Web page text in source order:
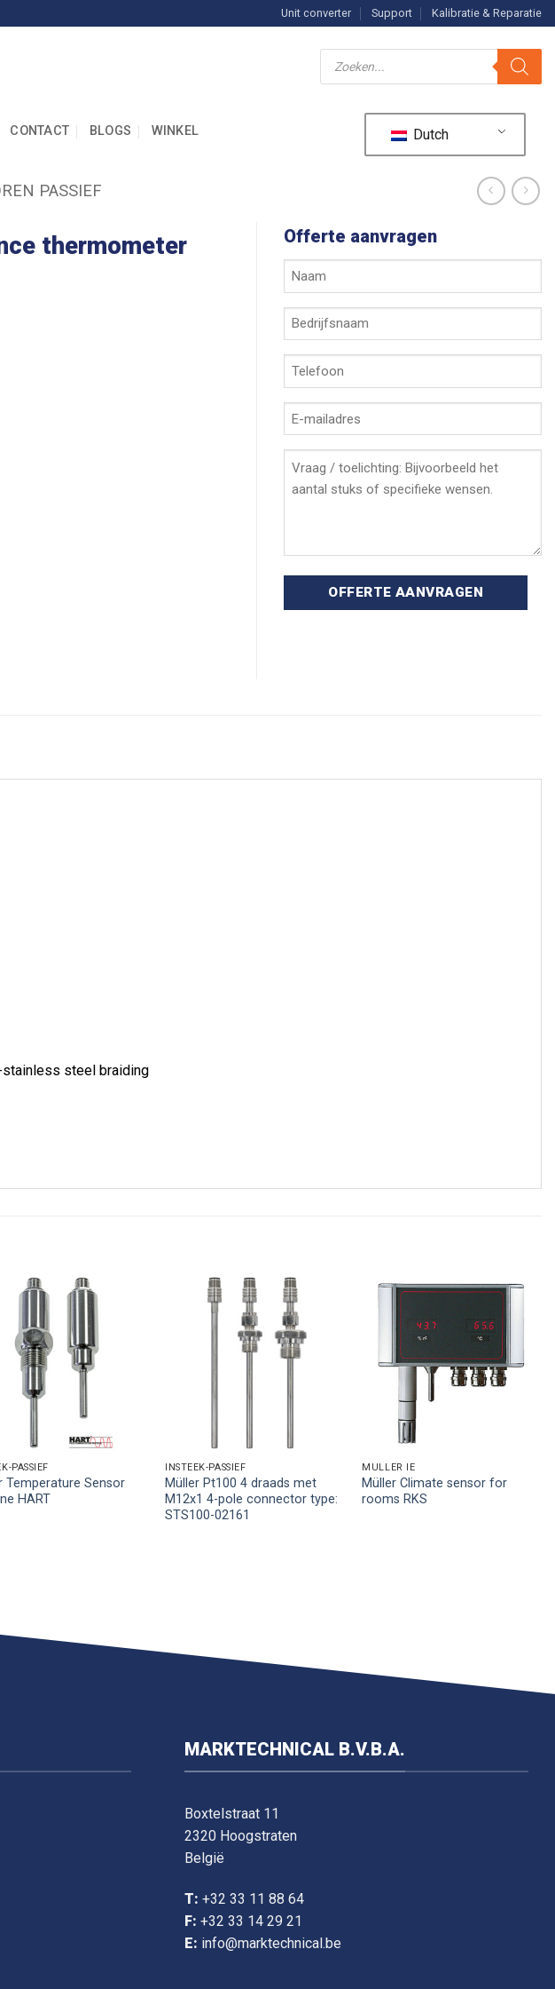
Unit converter Support Kalibratie & Reparatie
Producten
zoeken
CONTACT BLOGS WINKEL Dutch
PASSIEF
thermometer
Offerte aanvragen
Uw
naam
Bedrijfsnaam
*
Telefoon
*
E-
mailadres
Vraag
stainless steel braiding
PASSIEF
Temperature Sensor
HART
INSTEEK-PASSIEF
Müller Pt100 4 draads met
M12x1 4-pole connector type:
STS100-02161
MÜLLER IE
Müller Climate sensor for
rooms RKS
MARKTECHNICAL B.V.B.A.
Boxtelstraat 11
2320 Hoogstraten
België
T: +32 33 11 88 64
F: +32 33 14 29 21
E: info@marktechnical.be